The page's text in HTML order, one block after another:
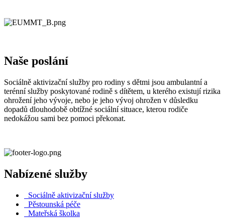
Naše poslání
Sociálně aktivizační služby pro rodiny s dětmi jsou ambulantní a
terénní služby poskytované rodině s dítětem, u kterého existují rizika
ohrožení jeho vývoje, nebo je jeho vývoj ohrožen v důsledku
dopadů dlouhodobě obtížné sociální situace, kterou rodiče
nedokážou sami bez pomoci překonat.
Nabízené služby
Sociálně aktivizační služby
Pěstounská péče
Mateřská školka